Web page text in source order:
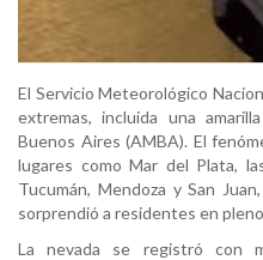
El Servicio Meteorológico
extremas, incluida una
Buenos Aires (AMBA). El
lugares como Mar del Plata,
Tucumán, Mendoza y San
sorprendió a residentes en
La nevada se registró con